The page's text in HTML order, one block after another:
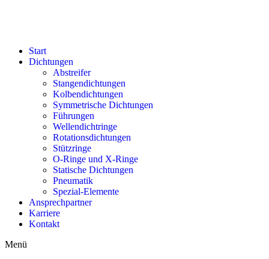
Start
Dichtungen
Abstreifer
Stangendichtungen
Kolbendichtungen
Symmetrische Dichtungen
Führungen
Wellendichtringe
Rotationsdichtungen
Stützringe
O-Ringe und X-Ringe
Statische Dichtungen
Pneumatik
Spezial-Elemente
Ansprechpartner
Karriere
Kontakt
Menü